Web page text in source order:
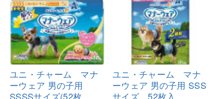
ユニ・チャーム マナ
ーウェア 男の子用
SSSSサイズ(52枚
ユニ・チャーム マナ
ーウェア 男の子用 SSS
サイズ 52枚入